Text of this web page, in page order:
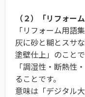
（２）「リフォー
「リフォーム用語
灰に砂と糊とスサ
塗壁仕上」のこと
「調湿性・断熱性
ることです。
意味は「デジタル